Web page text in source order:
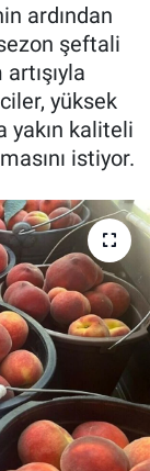
ardından
şeftali
yüksek
yakın kaliteli
istiyor.